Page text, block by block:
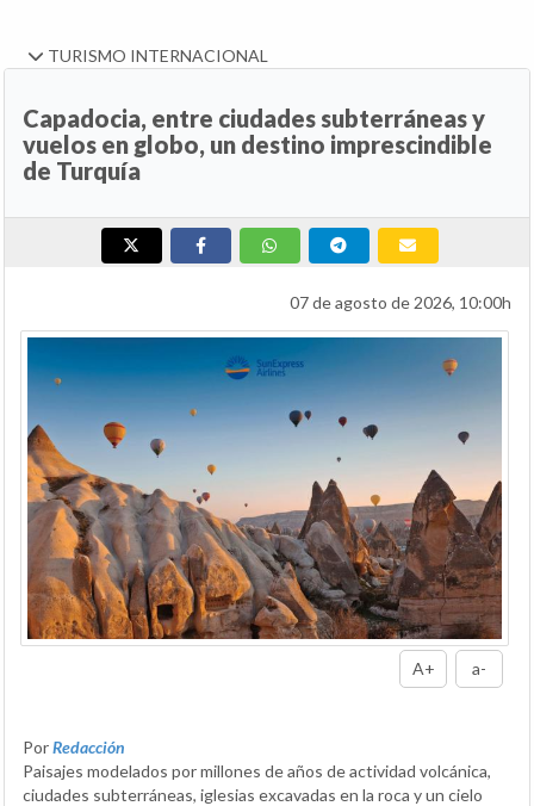
TURISMO INTERNACIONAL
Capadocia, entre ciudades subterráneas y
vuelos en globo, un destino imprescindible
de Turquía
07 de agosto de 2026, 10:00h
A+ a-
PorRedacción
Paisajes modelados por millones de años de actividad volcánica,
ciudades subterráneas, iglesias excavadas en la roca y un cielo